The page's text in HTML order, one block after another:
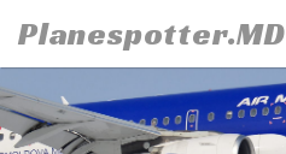
to
content
Planespotter.MD